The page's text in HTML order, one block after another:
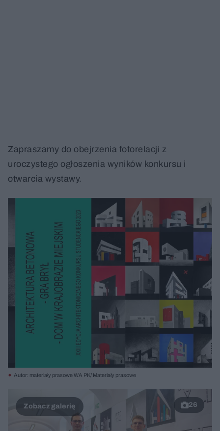
Zapraszamy do obejrzenia fotorelacji z
uroczystego ogłoszenia wyników konkursu i
otwarcia wystawy.
Autor: materiały prasowe WA PK/ Materiały prasowe
26